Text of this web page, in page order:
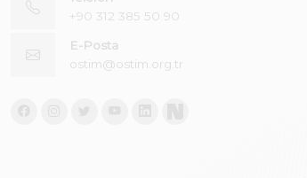
+90 312 385 50 90
E-Posta
ostim@ostim.org.tr